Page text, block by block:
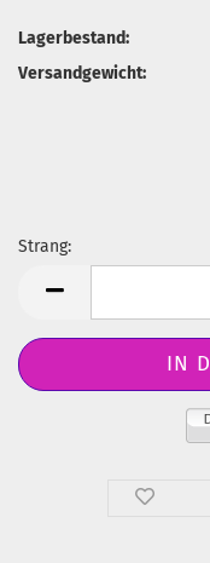
Lagerbestand:
Versandgewicht:
Strang: